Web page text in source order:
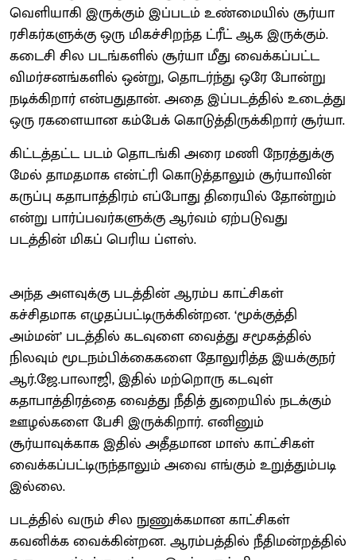
வெளியாகி இருக்கும் இப்படம் உண்மையில் சூர்யா
ரசிகர்களுக்கு ஒரு மிகச்சிறந்த ட்ரீட் ஆக இருக்கும்.
கடைசி சில படங்களில் சூர்யா மீது வைக்கப்பட்ட
விமர்சனங்களில் ஒன்று, தொடர்ந்து ஒரே போன்று
நடிக்கிறார் என்பதுதான். அதை இப்படத்தில் உடைத்து
ஒரு ரகளையான கம்பேக் கொடுத்திருக்கிறார் சூர்யா.
கிட்டத்தட்ட படம் தொடங்கி அரை மணி நேரத்துக்கு
மேல் தாமதமாக என்ட்ரி கொடுத்தாலும் சூர்யாவின்
கருப்பு கதாபாத்திரம் எப்போது திரையில் தோன்றும்
என்று பார்ப்பவர்களுக்கு ஆர்வம் ஏற்படுவது
படத்தின் மிகப் பெரிய ப்ளஸ்.
அந்த அளவுக்கு படத்தின் ஆரம்ப காட்சிகள்
கச்சிதமாக எழுதப்பட்டிருக்கின்றன. ‘மூக்குத்தி
அம்மன்’ படத்தில் கடவுளை வைத்து சமூகத்தில்
நிலவும் மூடநம்பிக்கைகளை தோலுரித்த இயக்குநர்
ஆர்.ஜே.பாலாஜி, இதில் மற்றொரு கடவுள்
கதாபாத்திரத்தை வைத்து நீதித் துறையில் நடக்கும்
ஊழல்களை பேசி இருக்கிறார். எனினும்
சூர்யாவுக்காக இதில் அதீதமான மாஸ் காட்சிகள்
வைக்கப்பட்டிருந்தாலும் அவை எங்கும் உறுத்தும்படி
இல்லை.
படத்தில் வரும் சில நுணுக்கமான காட்சிகள்
கவனிக்க வைக்கின்றன. ஆரம்பத்தில் நீதிமன்றத்தில்